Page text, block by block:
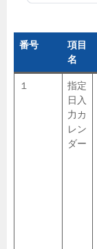
番号
項目
名
１
指定
日入
力カ
レン
ダー